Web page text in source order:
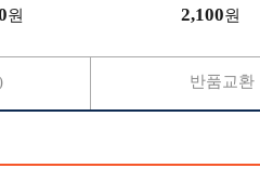
원 2,100원
반품교환